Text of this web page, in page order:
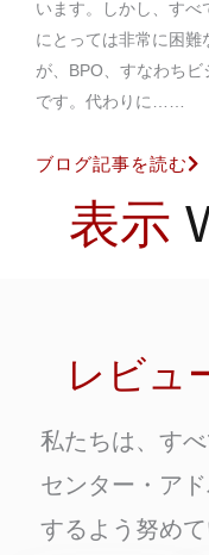
います。しかし、すべ
にとっては非常に困
が、BPO、すなわち
です。代わりに……
ブログ記事を読む
表示
レビュ
私たちは、す
センター・ア
するよう努め